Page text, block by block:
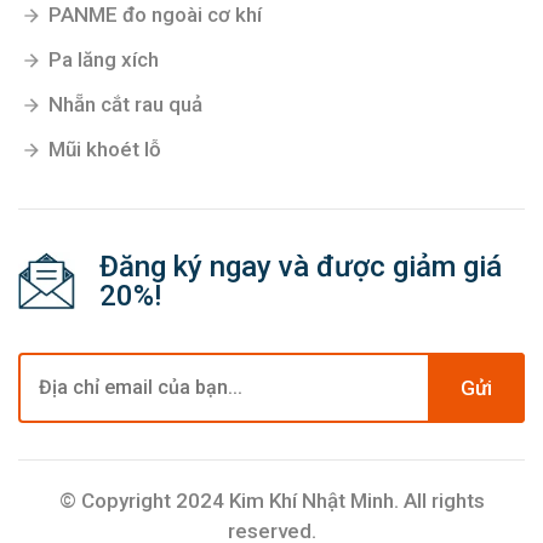
PANME đo ngoài cơ khí
Pa lăng xích
Nhẵn cắt rau quả
Mũi khoét lỗ
Đăng ký ngay và được giảm giá
20%!
Gửi
© Copyright 2024 Kim Khí Nhật Minh. All rights
reserved.